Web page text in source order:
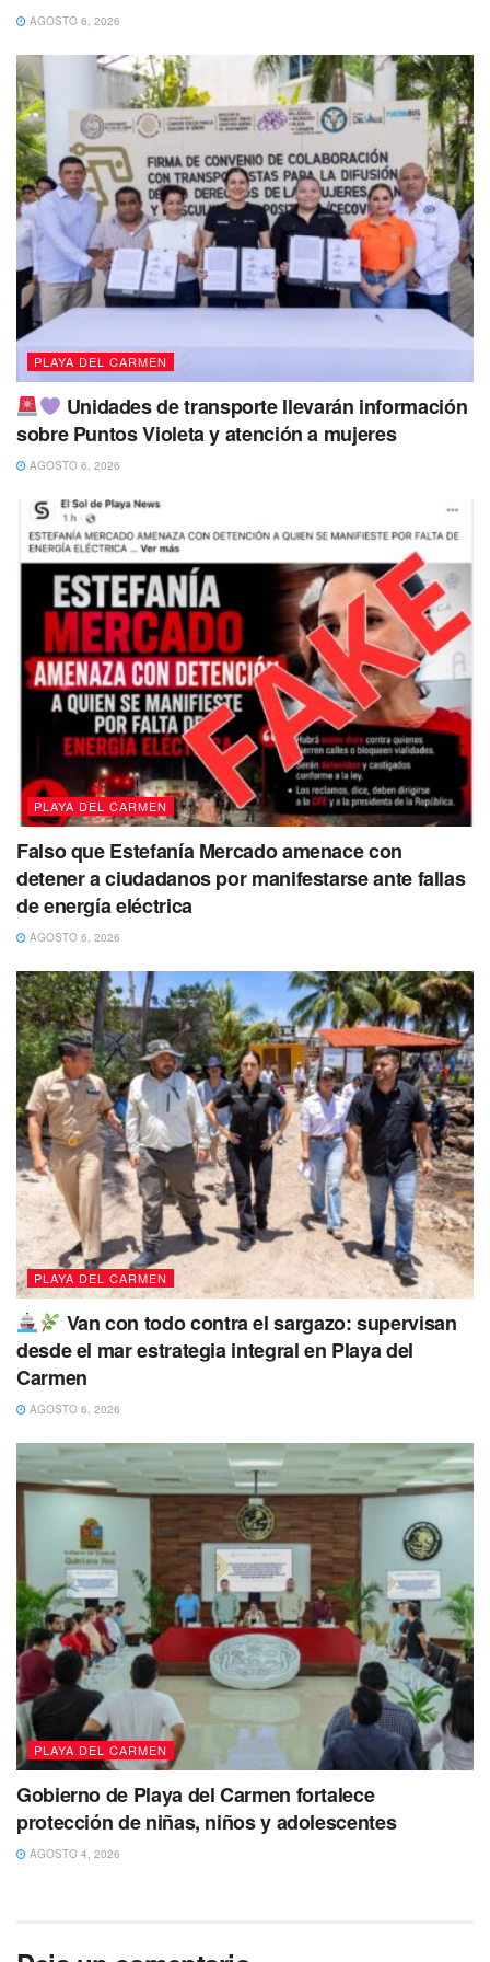
AGOSTO 6, 2026
PLAYA DEL CARMEN
Unidades de transporte llevarán información
sobre Puntos Violeta y atención a mujeres
AGOSTO 6, 2026
PLAYA DEL CARMEN
Falso que Estefanía Mercado amenace con
detener a ciudadanos por manifestarse ante fallas
de energía eléctrica
AGOSTO 6, 2026
PLAYA DEL CARMEN
Van con todo contra el sargazo: supervisan
desde el mar estrategia integral en Playa del
Carmen
AGOSTO 6, 2026
PLAYA DEL CARMEN
Gobierno de Playa del Carmen fortalece
protección de niñas, niños y adolescentes
AGOSTO 4, 2026